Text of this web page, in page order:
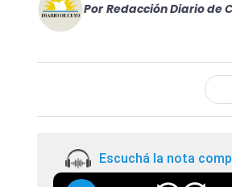
Por Redacción Diario de
Escuchá la nota